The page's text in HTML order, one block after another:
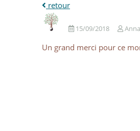
15/09/2018 Anna
Un grand merci pour ce